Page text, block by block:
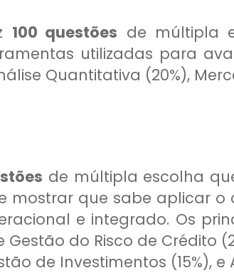
100 questões de múltipla
utilizadas para
Quantitativa (20%),
de múltipla escolha
mostrar que sabe aplicar
e integrado. Os
Gestão do Risco de Crédito
de Investimentos (15%),